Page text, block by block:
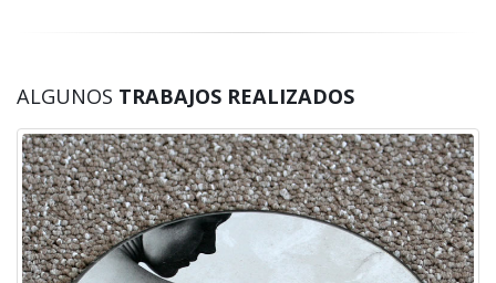
ALGUNOS TRABAJOS REALIZADOS